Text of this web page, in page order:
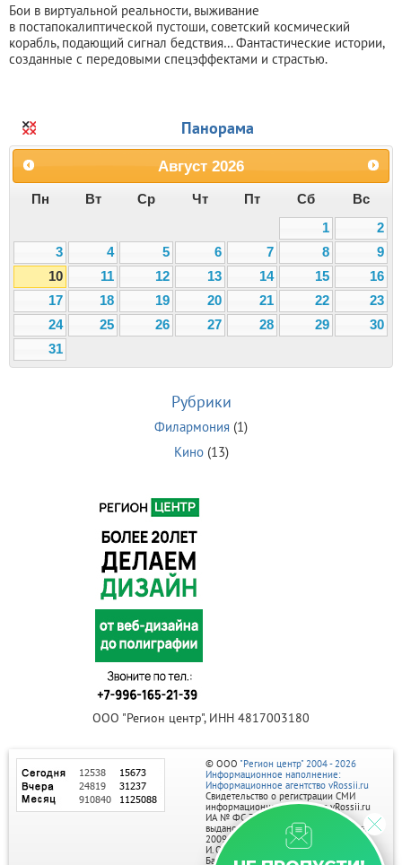
Бои в виртуальной реальности, выживание
в постапокалиптической пустоши, советский космический
корабль, подающий сигнал бедствия… Фантастические истории,
созданные с передовыми спецэффектами и страстью.
Панорама
Август 2026
Пн Вт Ср Чт Пт Сб
Вс
1
2
3
4 5 6 7 8
9
10
11 12 13 14 15
16
17
18 19 20 21 22
23
24
25 26 27 28 29
30
31
Рубрики
Филармония (1)
Кино(13)
ООО "Регион центр", ИНН 4817003180
© ООО "Регион центр" 2004 - 2026
Информационное наполнение:
Информационное агентство vRossii.ru
Свидетельство о регистрации СМИ
информационного агентства vRossii.ru
ИА № ФС 77‑35502
выдано РОСКОМНАДЗОРом 04 марта
2009г.
И. О. Главного редактора Нарыков А. Н.
Баннеры на портале размещаются на